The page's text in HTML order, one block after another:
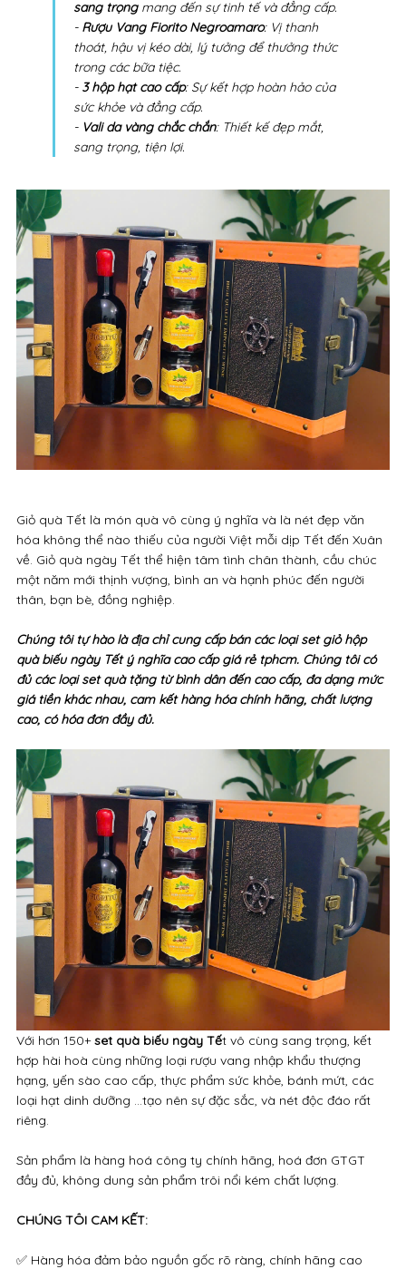
sang trọngmang đến sự tinh tế và đẳng cấp.
- Rượu Vang Fiorito Negroamaro: Vị thanh
thoát, hậu vị kéo dài, lý tưởng để thưởng thức
trong các bữa tiệc.
- 3 hộp hạt cao cấp: Sự kết hợp hoàn hảo của
sức khỏe và đẳng cấp.
- Vali da vàng chắc chắn: Thiết kế đẹp mắt,
sang trọng, tiện lợi.
Giỏ quà Tết là món quà vô cùng ý nghĩa và là nét đẹp văn
hóa không thể nào thiếu của người Việt mỗi dịp Tết đến Xuân
về. Giỏ quà ngày Tết thể hiện tâm tình chân thành, cầu chúc
một năm mới thịnh vượng, bình an và hạnh phúc đến người
thân, bạn bè, đồng nghiệp.
Chúng tôi tự hào là địa chỉ cung cấp bán các loại set giỏ hộp
quà biếu ngày Tết ý nghĩa cao cấp giá rẻ tphcm. Chúng tôi có
đủ các loại set quà tặng từ bình dân đến cao cấp, đa dạng mức
giá tiền khác nhau, cam kết hàng hóa chính hãng, chất lượng
cao, có hóa đơn đầy đủ.
Với hơn 150+set quà biếu ngày Tết vô cùng sang trọng, kết
hợp hài hoà cùng những loại rượu vang nhập khẩu thượng
hạng, yến sào cao cấp, thực phẩm sức khỏe, bánh mứt, các
loại hạt dinh dưỡng ...tạo nên sự đặc sắc, và nét độc đáo rất
riêng.
Sản phẩm là hàng hoá công ty chính hãng, hoá đơn GTGT
đầy đủ, không dung sản phẩm trôi nổi kém chất lượng.
CHÚNG TÔI CAM KẾT:
✅ Hàng hóa đảm bảo nguồn gốc rõ ràng, chính hãng cao